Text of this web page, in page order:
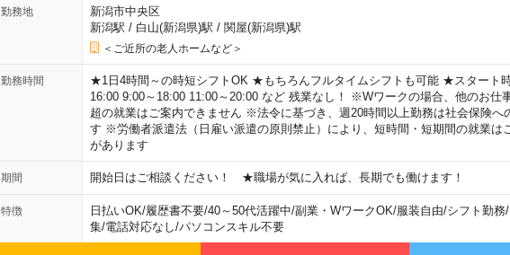
勤務地
新潟市中央区
新潟駅 / 白山(新潟県)駅 / 関屋(新潟県)駅
＜ご近所の老人ホームなど＞
勤務時間
★1日4時間～の時短シフトOK ★もちろんフルタイムシフトも可能 ★スタート
16:00 9:00～18:00 11:00～20:00 など 残業なし！ ※Wワークの場合、他のお仕
超の就業はご案内できません ※法令に基づき、週20時間以上勤務は社会保険へ
す ※労働者派遣法（日雇い派遣の原則禁止）により、短時間・短期間の就業は
があります
期間 開始日はご相談ください！ ★職場が気に入れば、長期でも働けます！
特徴 日払いOK/履歴書不要/40～50代活躍中/副業・WワークOK/服装自由/シフト勤務/
集/電話対応なし/パソコンスキル不要